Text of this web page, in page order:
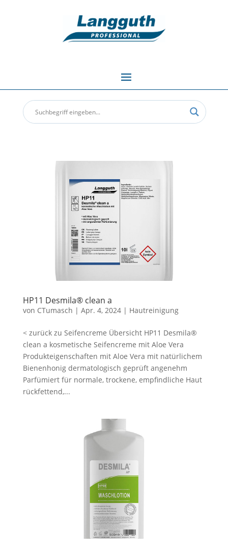
HP11 Desmila® clean a
von CTumasch | Apr. 4, 2024| Hautreinigung
< zurück zu Seifencreme Übersicht HP11 Desmila®
clean a kosmetische Seifencreme mit Aloe Vera
Produkteigenschaften mit Aloe Vera mit natürlichem
Bienenhonig dermatologisch geprüft angenehm
Parfümiert für normale, trockene, empfindliche Haut
rückfettend,...